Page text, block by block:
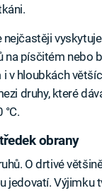
nejčastěji
na písčitém nebo
v hloubkách
druhy, které
obrany
O drtivé
jedovatí. Výjimku